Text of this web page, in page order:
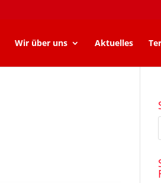
Wir über uns Aktuelles